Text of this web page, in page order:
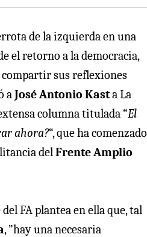
de la izquierda en una
el retorno a la democracia,
sus reflexiones
aJosé Antonio Kasta La
columna titulada “El
ahora?“, que ha comenzado
delFrente Amplio
FA plantea en ella que, tal
, ”hay una necesaria